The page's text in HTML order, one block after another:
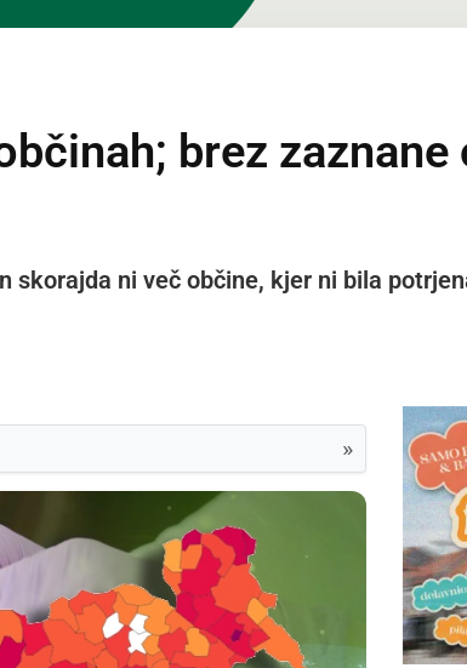
brez zaznane
skorajda ni več občine, kjer ni bila
»